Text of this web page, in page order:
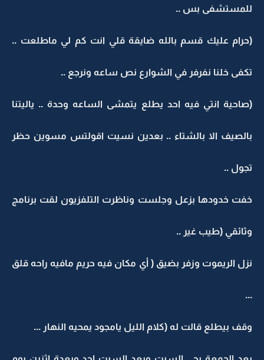
للمستشفى بس ..
(حرام عليك قسم بالله ضايقة قلي انت كم لي ماطلعت ..
تكفى خلنا نفرفر في الشوارع نص ساعه ونرجع ..
(صاحية انتي فيه احد يطلع يتمشى الساعه وحدة .. ياليتنا
بالصيف الا بالشتاء .. بعدين نسيت اقولتس مسوين حظر
تجول ..
خفت خدودها بزعل وجلست وناظرت التلفزيون لقت برنامج
وثائقي (طيب غير ..
نزل الريموت وزفر بضيق ( أي مكان فيه حريم مافيه راحه قلق
...
وقف بيطلع قالت له (كلام الليل يامجود يمحيه النهار ...